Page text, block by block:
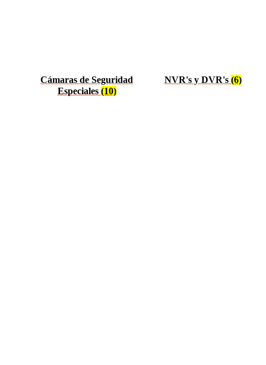
Cámaras de Seguridad
Especiales (10)
NVR's y DVR's (6)